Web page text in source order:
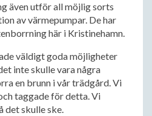
även utför all möjlig sorts
av värmepumpar. De har
här i Kristinehamn.
väldigt goda möjligheter
inte skulle vara några
en brunn i vår trädgård. Vi
taggade för detta. Vi
det skulle ske.